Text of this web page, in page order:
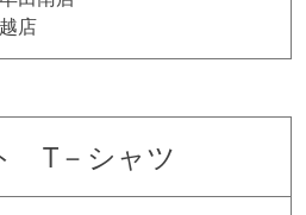
店
T－シャツ